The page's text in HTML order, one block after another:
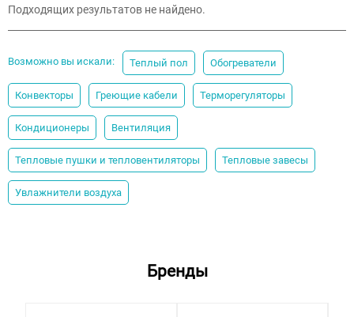
Подходящих результатов не найдено.
Возможно вы искали: Теплый пол Обогреватели
Конвекторы Греющие кабели Терморегуляторы
Кондиционеры Вентиляция
Тепловые пушки и тепловентиляторы Тепловые завесы
Увлажнители воздуха
Бренды